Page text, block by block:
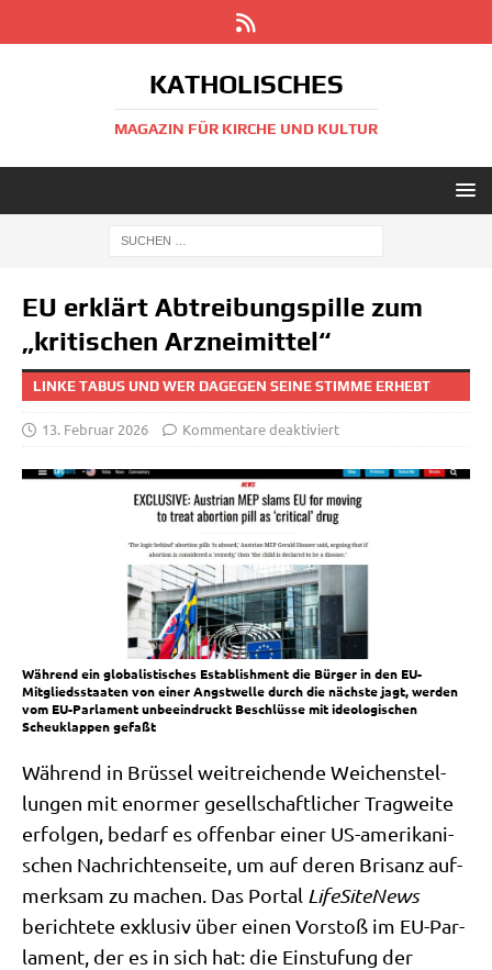
KATHOLISCHES
MAGAZIN FÜR KIRCHE UND KULTUR
EU erklärt Abtreibungspille zum
„kritischen Arzneimittel“
LINKE TABUS UND WER DAGEGEN SEINE STIMME ERHEBT
13. Februar 2026 Kommentare deaktiviert
Während ein globalistisches Establishment die Bürger in den EU-
Mitgliedsstaaten von einer Angstwelle durch die nächste jagt, werden
vom EU-Parlament unbeeindruckt Beschlüsse mit ideologischen
Scheuklappen gefaßt
Wäh­rend in Brüs­sel weit­rei­chen­de Wei­chen­stel­
lun­gen mit enor­mer gesell­schaft­li­cher Trag­wei­te
erfol­gen, bedarf es offen­bar einer US-ame­ri­ka­ni­
schen Nach­rich­ten­sei­te, um auf deren Bri­sanz auf­
merk­sam zu machen. Das Por­tal Life­Si­teNews
berich­te­te exklu­siv über einen Vor­stoß im EU-Par­
la­ment, der es in sich hat: die Ein­stu­fung der